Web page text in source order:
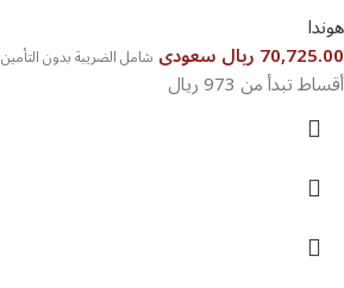
هوندا
70,725.00 ريال سعودى شامل الضريبة بدون التأمين
أقساط تبدأ من 973 ريال